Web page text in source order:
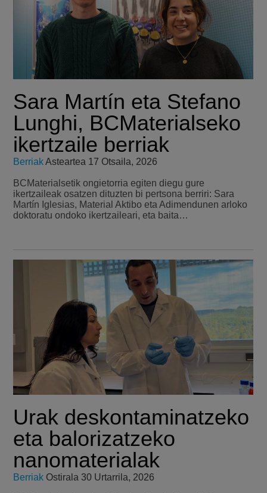
Sara Martín eta Stefano
Lunghi, BCMaterialseko
ikertzaile berriak
BerriakAsteartea 17 Otsaila, 2026
BCMaterialsetik ongietorria egiten diegu gure
ikertzaileak osatzen dituzten bi pertsona berriri: Sara
Martín Iglesias, Material Aktibo eta Adimendunen arloko
doktoratu ondoko ikertzaileari, eta baita…
Urak deskontaminatzeko
eta balorizatzeko
nanomaterialak
Berriak Ostirala 30 Urtarrila, 2026